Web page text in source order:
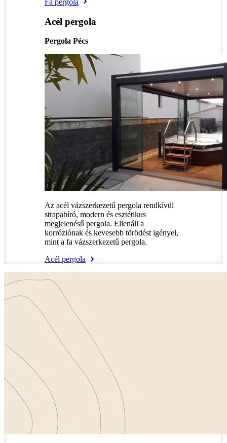
Acél pergola
Pergola Pécs
Az acél vázszerkezetű pergola rendkívül
strapabíró, modern és esztétikus
megjelenésű pergola. Ellenáll a
korróziónak és kevesebb törödést igényel,
mint a fa vázszerkezetű pergola.
Acél pergola